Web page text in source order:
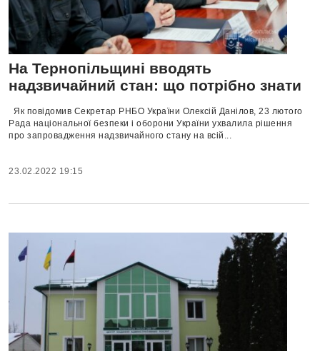
На Тернопільщині вводять
надзвичайний стан: що потрібно знати
Як повідомив Секретар РНБО України Олексій Данілов, 23 лютого
Рада національної безпеки і оборони України ухвалила рішення
про запровадження надзвичайного стану на всій...
23.02.2022 19:15